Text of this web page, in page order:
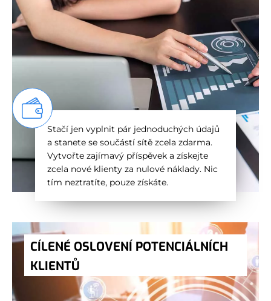
Stačí jen vyplnit pár jednoduchých údajů
a stanete se součástí sítě zcela zdarma.
Vytvořte zajímavý příspěvek a získejte
zcela nové klienty za nulové náklady. Nic
tím neztratíte, pouze získáte.
CÍLENÉ OSLOVENÍ POTENCIÁLNÍCH
KLIENTŮ